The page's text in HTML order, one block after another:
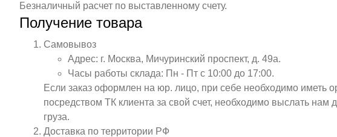
Безналичный расчет по выставленному счету.
Получение товара
Самовывоз
Адрес: г. Москва, Мичуринский проспект, д. 49а.
Часы работы склада: Пн - Пт с 10:00 до 17:00.
Если заказ оформлен на юр. лицо, при себе необходимо иметь
посредством ТК клиента за свой счет, необходимо выслать
груза.
Доставка по территории РФ